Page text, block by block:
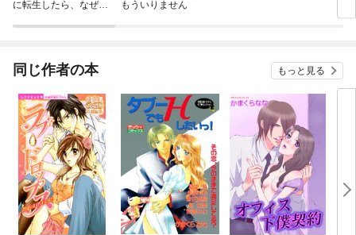
に転生したら、なぜか
もういりません
今
同じ作者の本 もっと見る